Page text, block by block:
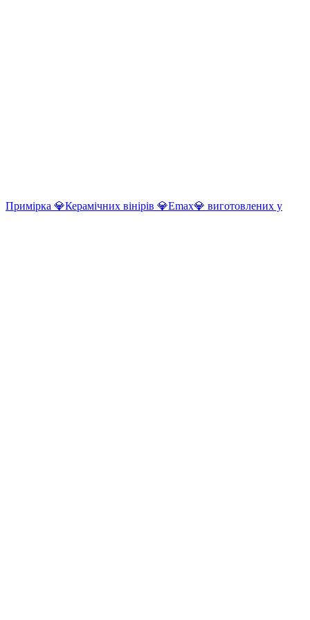
Примірка 💎Керамічних вінірів 💎Еmax💎 виготовлених у